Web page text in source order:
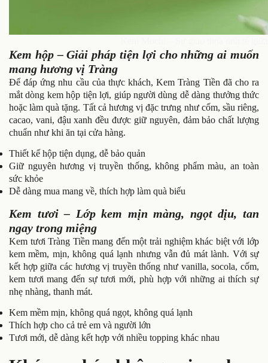
Kem hộp – Giải pháp tiện lợi cho những ai muốn
mang hương vị Tràng
Để đáp ứng nhu cầu của thực khách, Kem Tràng Tiền đã cho ra
mắt dòng kem hộp tiện lợi, giúp người dùng dễ dàng thưởng thức
hoặc làm quà tặng. Tất cả hương vị đặc trưng như cốm, sầu riêng,
cacao, vani, đậu xanh đều được giữ nguyên, đảm bảo chất lượng
chuẩn như khi ăn tại cửa hàng.
Thiết kế hộp tiện dụng, dễ bảo quản
Giữ nguyên hương vị truyền thống, không phẩm màu, an toàn
sức khỏe
Dễ dàng mua mang về, thích hợp làm quà biếu
Kem tươi – Lớp kem mịn màng, ngọt dịu, tan
ngay trong miệng
Kem tươi Tràng Tiền mang đến một trải nghiệm khác biệt với lớp
kem mềm, mịn, không quá lạnh nhưng vẫn đủ mát lành. Với sự
kết hợp giữa các hương vị truyền thống như vanilla, socola, cốm,
kem tươi mang đến sự tươi mới, phù hợp với những ai thích sự
nhẹ nhàng, thanh mát.
Kem mềm mịn, không quá ngọt, không quá lạnh
Thích hợp cho cả trẻ em và người lớn
Tươi mới, dễ dàng kết hợp với nhiều topping khác nhau